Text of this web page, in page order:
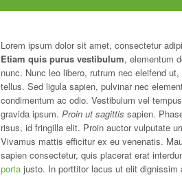
Lorem ipsum dolor sit amet, consectetur
Etiam quis purus vestibulum, elementum
nunc. Nunc leo libero, rutrum nec eleifend
tellus. Sed ligula sapien, pulvinar nec
condimentum ac odio. Vestibulum vel
gravida ipsum. Proin ut sagittis sapien.
risus, id fringilla elit. Proin auctor vulputate
Vivamus mattis efficitur ex eu venenatis.
sapien consectetur, quis placerat erat
porta justo. In porttitor lacus ut elit dignissim